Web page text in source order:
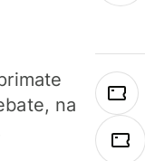
na